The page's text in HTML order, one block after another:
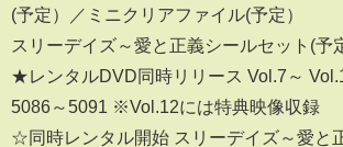
(予定）／ミニクリアファイル(予定）
スリーデイズ～愛と正義シールセット(予
★レンタルDVD同時リリース Vol.7～
5086～5091 ※Vol.12には特典映像収録
☆同時レンタル開始 スリーデイズ～愛と